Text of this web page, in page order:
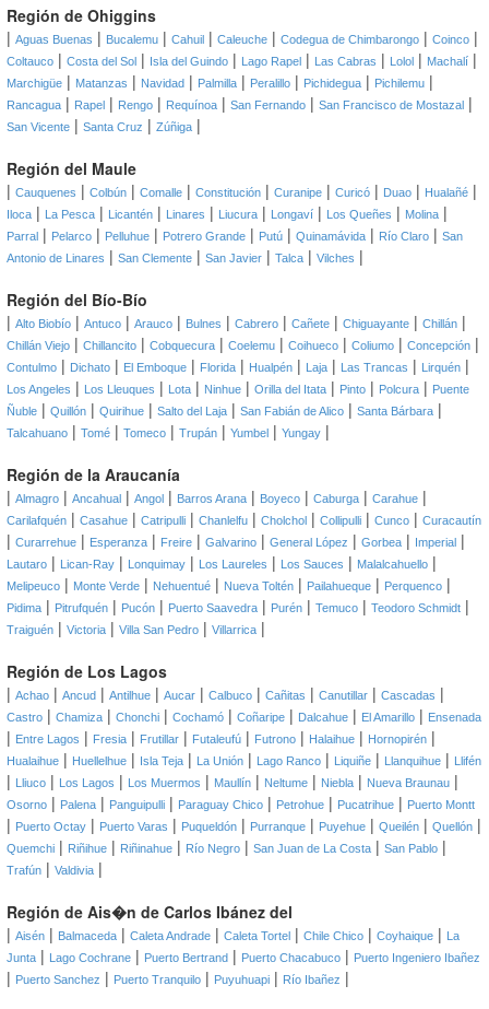
Región de Ohiggins
| Aguas Buenas | Bucalemu | Cahuil | Caleuche | Codegua de Chimbarongo | Coinco |
Coltauco | Costa del Sol | Isla del Guindo | Lago Rapel | Las Cabras | Lolol | Machalí |
Marchigüe | Matanzas | Navidad | Palmilla | Peralillo | Pichidegua | Pichilemu |
Rancagua | Rapel | Rengo | Requínoa | San Fernando | San Francisco de Mostazal |
San Vicente | Santa Cruz | Zúñiga |
Región del Maule
| Cauquenes | Colbún | Comalle | Constitución | Curanipe | Curicó | Duao | Hualañé |
Iloca | La Pesca | Licantén | Linares | Liucura | Longaví | Los Queñes | Molina |
Parral | Pelarco | Pelluhue | Potrero Grande | Putú | Quinamávida | Río Claro | San
Antonio de Linares | San Clemente | San Javier | Talca | Vilches |
Región del Bío-Bío
| Alto Biobío | Antuco | Arauco | Bulnes | Cabrero | Cañete | Chiguayante | Chillán |
Chillán Viejo | Chillancito | Cobquecura | Coelemu | Coihueco | Coliumo | Concepción |
Contulmo | Dichato | El Emboque | Florida | Hualpén | Laja | Las Trancas | Lirquén |
Los Angeles | Los Lleuques | Lota | Ninhue | Orilla del Itata | Pinto | Polcura | Puente
Ñuble | Quillón | Quirihue | Salto del Laja | San Fabián de Alico | Santa Bárbara |
Talcahuano | Tomé | Tomeco | Trupán | Yumbel | Yungay |
Región de la Araucanía
| Almagro | Ancahual | Angol | Barros Arana | Boyeco | Caburga | Carahue |
Carilafquén | Casahue | Catripulli | Chanlelfu | Cholchol | Collipulli | Cunco | Curacautín
| Curarrehue | Esperanza | Freire | Galvarino | General López | Gorbea | Imperial |
Lautaro | Lican-Ray | Lonquimay | Los Laureles | Los Sauces | Malalcahuello |
Melipeuco | Monte Verde | Nehuentué | Nueva Toltén | Pailahueque | Perquenco |
Pidima | Pitrufquén | Pucón | Puerto Saavedra | Purén | Temuco | Teodoro Schmidt |
Traiguén | Victoria | Villa San Pedro | Villarrica |
Región de Los Lagos
| Achao | Ancud | Antilhue | Aucar | Calbuco | Cañitas | Canutillar | Cascadas |
Castro | Chamiza | Chonchi | Cochamó | Coñaripe | Dalcahue | El Amarillo | Ensenada
| Entre Lagos | Fresia | Frutillar | Futaleufú | Futrono | Halaihue | Hornopirén |
Hualaihue | Huellelhue | Isla Teja | La Unión | Lago Ranco | Liquiñe | Llanquihue | Llifén
| Lliuco | Los Lagos | Los Muermos | Maullín | Neltume | Niebla | Nueva Braunau |
Osorno | Palena | Panguipulli | Paraguay Chico | Petrohue | Pucatrihue | Puerto Montt
| Puerto Octay | Puerto Varas | Puqueldón | Purranque | Puyehue | Queilén | Quellón |
Quemchi | Riñihue | Riñinahue | Río Negro | San Juan de La Costa | San Pablo |
Trafún | Valdivia |
Región de Ais�n de Carlos Ibánez del
| Aisén | Balmaceda | Caleta Andrade | Caleta Tortel | Chile Chico | Coyhaique |
La
Junta | Lago Cochrane | Puerto Bertrand | Puerto Chacabuco | Puerto Ingeniero Ibañez
| Puerto Sanchez | Puerto Tranquilo | Puyuhuapi | Río Ibañez |